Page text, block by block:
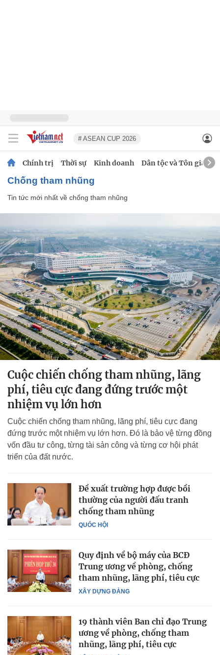
# ASEAN CUP 2026
Chính trị Thời sự Kinh doanh Dân tộc và Tôn giáo
chống tham nhũng
Tin tức mới nhất về chống tham nhũng
Cuộc chiến chống tham nhũng, lãng
phí, tiêu cực đang đứng trước một
nhiệm vụ lớn hơn
Cuộc chiến chống tham nhũng, lãng phí, tiêu cực đang
đứng trước một nhiệm vụ lớn hơn. Đó là bảo vệ từng đồng
vốn đầu tư công, từng tài sản công và từng cơ hội phát
triển của đất nước.
QUỐC HỘI
Đề xuất trường hợp được bồi
thường của người đấu tranh
chống tham nhũng
XÂY DỰNG ĐẢNG
Quy định về bộ máy của BCĐ
Trung ương về phòng, chống
tham nhũng, lãng phí, tiêu cực
19 thành viên Ban chỉ đạo Trung
ương về phòng, chống tham
nhũng, lãng phí, tiêu cực